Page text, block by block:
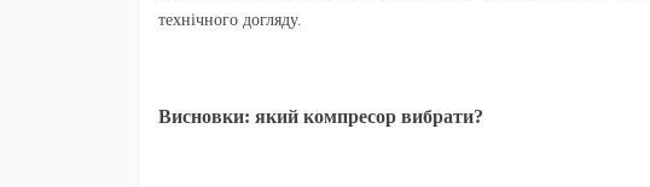
технічного догляду.
Висновки: який компресор вибрати?